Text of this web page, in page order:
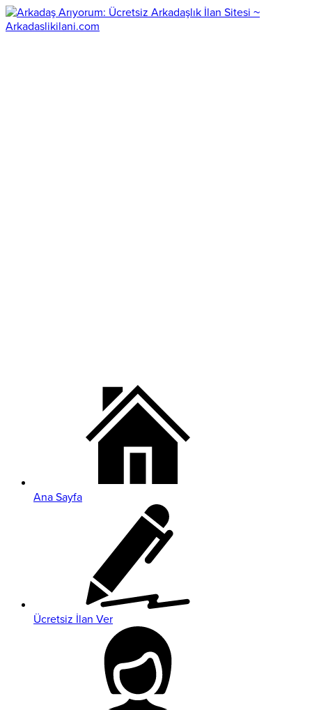
Ana Sayfa
Ücretsiz İlan Ver